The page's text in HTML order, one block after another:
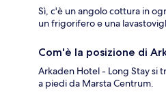
Sì, c'è un angolo cottura in
un frigorifero e una
Com'è la posizione di
Arkaden Hotel - Long Stay si
a piedi da Marsta Centrum.